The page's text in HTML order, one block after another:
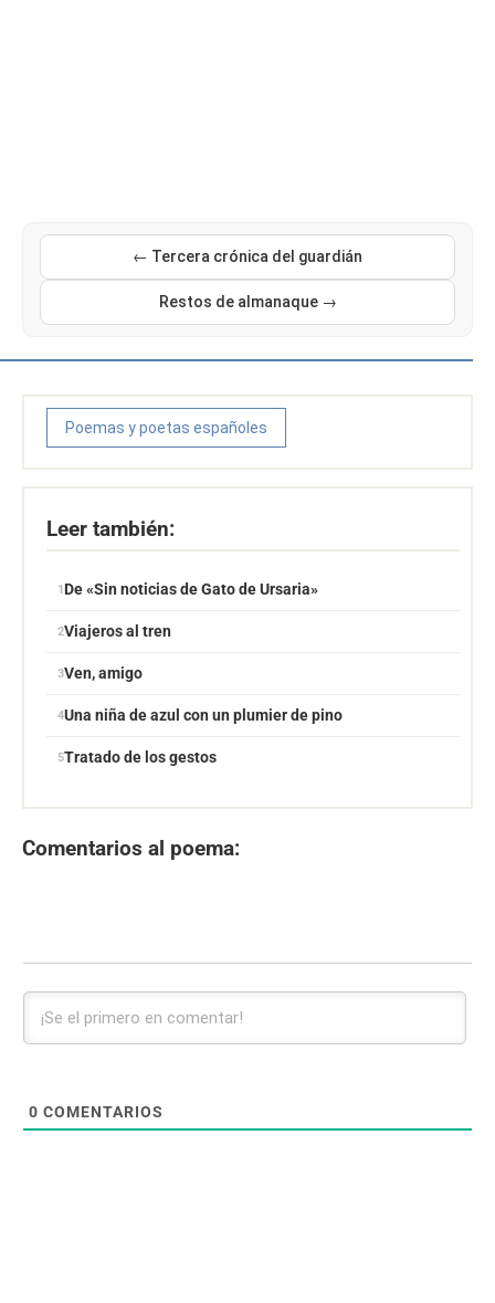
← Tercera crónica del guardián
Restos de almanaque →
Poemas y poetas españoles
Leer también:
De «Sin noticias de Gato de Ursaria»
Viajeros al tren
Ven, amigo
Una niña de azul con un plumier de pino
Tratado de los gestos
Comentarios al poema:
0 COMENTARIOS